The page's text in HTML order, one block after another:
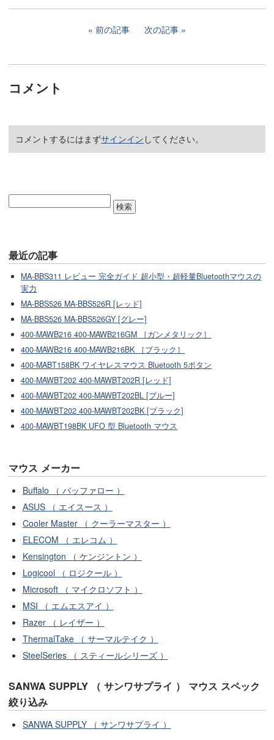
前の記事 次の記事
コメント
コメントするにはまずサインイン してください。
最近の記事
MA-BBS311 レビュー 完全ガイド 超小型・超軽量Bluetoothマウスの
実力
MA-BBS526 MA-BBS526R [レッド]
MA-BBS526 MA-BBS526GY [グレー]
400-MAWB216 400-MAWB216GM ［ガンメタリック］
400-MAWB216 400-MAWB216BK ［ブラック］
400-MABT158BK ワイヤレスマウス Bluetooth 5ボタン
400-MAWBT202 400-MAWBT202R [レッド]
400-MAWBT202 400-MAWBT202BL [ブルー]
400-MAWBT202 400-MAWBT202BK [ブラック]
400-MAWBT198BK UFO 型 Bluetooth マウス
マウス メーカー
Buffalo （ バッファロー ）
ASUS （ エイスース ）
Cooler Master （ クーラーマスター ）
ELECOM （ エレコム ）
Kensington （ ケンジントン ）
Logicool （ ロジクール ）
Microsoft （ マイクロソフト ）
MSI （ エムエスアイ ）
Razer （ レイザー ）
ThermalTake （ サーマルテイク ）
SteelSeries （ スティールシリーズ ）
SANWA SUPPLY （ サンワサプライ ） マウス スペック
絞り込み
SANWA SUPPLY （ サンワサプライ ）